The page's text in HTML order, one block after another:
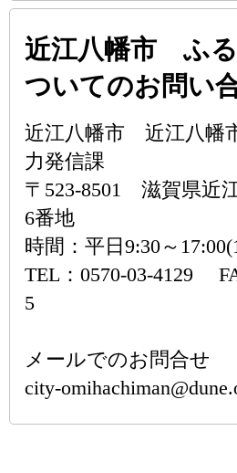
近江八幡市 ふ
ついてのお問い
近江八幡市 近江八幡
力発信課
〒523-8501 滋賀県近
6番地
時間：平日9:30～
TEL：0570-03-4129
5
メールでのお問合せ
city-